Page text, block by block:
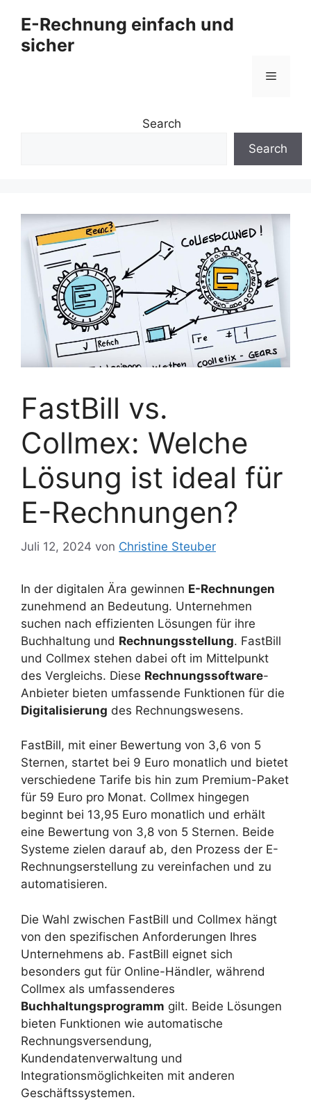
Inhalt
springen
E-Rechnung einfach und
sicher
Menü
Search
Search
FastBill vs.
Collmex: Welche
Lösung ist ideal für
E-Rechnungen?
Juli 12, 2024 von Christine Steuber
In der digitalen Ära gewinnen E-Rechnungen
zunehmend an Bedeutung. Unternehmen
suchen nach effizienten Lösungen für ihre
Buchhaltung und Rechnungsstellung. FastBill
und Collmex stehen dabei oft im Mittelpunkt
des Vergleichs. Diese Rechnungssoftware-
Anbieter bieten umfassende Funktionen für die
Digitalisierung des Rechnungswesens.
FastBill, mit einer Bewertung von 3,6 von 5
Sternen, startet bei 9 Euro monatlich und bietet
verschiedene Tarife bis hin zum Premium-Paket
für 59 Euro pro Monat. Collmex hingegen
beginnt bei 13,95 Euro monatlich und erhält
eine Bewertung von 3,8 von 5 Sternen. Beide
Systeme zielen darauf ab, den Prozess der E-
Rechnungserstellung zu vereinfachen und zu
automatisieren.
Die Wahl zwischen FastBill und Collmex hängt
von den spezifischen Anforderungen Ihres
Unternehmens ab. FastBill eignet sich
besonders gut für Online-Händler, während
Collmex als umfassenderes
Buchhaltungsprogramm gilt. Beide Lösungen
bieten Funktionen wie automatische
Rechnungsversendung,
Kundendatenverwaltung und
Integrationsmöglichkeiten mit anderen
Geschäftssystemen.